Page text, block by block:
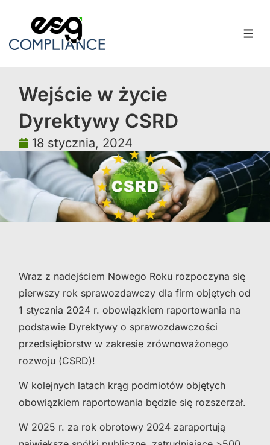
Wejście w życie
Dyrektywy CSRD
18 stycznia, 2024
Wraz z nadejściem Nowego Roku rozpoczyna się
pierwszy rok sprawozdawczy dla firm objętych od
1 stycznia 2024 r. obowiązkiem raportowania na
podstawie Dyrektywy o sprawozdawczości
przedsiębiorstw w zakresie zrównoważonego
rozwoju (CSRD)!
W kolejnych latach krąg podmiotów objętych
obowiązkiem raportowania będzie się rozszerzał.
W 2025 r. za rok obrotowy 2024 zaraportują